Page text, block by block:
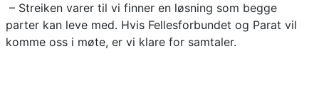
– Streiken varer til vi finner en løsning som begge
parter kan leve med. Hvis Fellesforbundet og Parat vil
komme oss i møte, er vi klare for samtaler.